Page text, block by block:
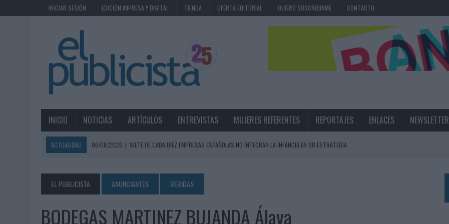
INICIAR SESIÓN EDICIÓN IMPRESA Y DIGITAL TIENDA OFERTA EDITORIAL QUIERO SUSCRIBIRME CONTACTO
INICIO NOTICIAS ARTÍCULOS ENTREVISTAS MUJERES REFERENTES REPORTAJES ENLACES NEWSLETTER
ACTUALIDAD 06/08/2026 | SIETE DE CADA DIEZ EMPRESAS ESPAÑOLAS NO INTEGRAN LA INFANCIA EN SU ESTRATEGIA
06/08/2026 | EL USO DE LA IA GENERATIVA ALCANZA YA AL 62% DE LOS ESPAÑOLES
06/08/2026 |
SYSTEM1 NOMBRA A KIMBERLY BASTONI COMO NUEVA DIRECTORA COMERCIAL GLOBAL
EL PUBLICISTA ANUNCIANTES BEBIDAS
BODEGAS MARTINEZ BUJANDA Álava